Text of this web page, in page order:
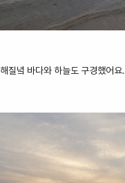
해질녘 바다와 하늘도 구경했어요.